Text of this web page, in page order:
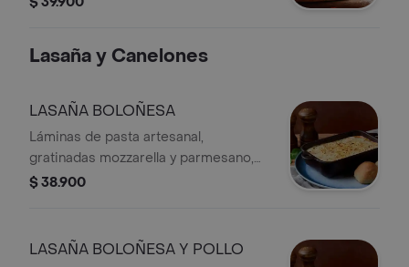
Lasaña y Canelones
LASAÑA BOLOÑESA
Láminas de pasta artesanal,
gratinadas mozzarella y parmesano,
rellenas con carne en cocción lenta,
$ 38.900
LASAÑA BOLOÑESA Y POLLO